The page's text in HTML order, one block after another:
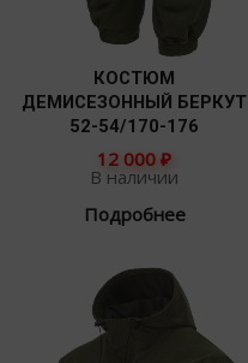
КОСТЮМ
ДЕМИСЕЗОННЫЙ БЕРКУТ
52-54/170-176
12 000 ₽
В наличии
Подробнее